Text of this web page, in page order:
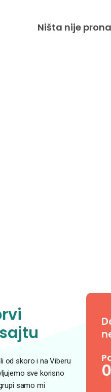
Ništa nije
od skoro i na Viberu
sve korisno
samo mi